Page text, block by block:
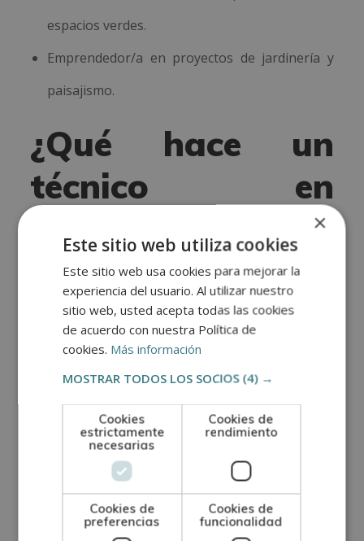
espacios verdes.
Emprendedor/a en proyectos de jardinería y
paisajismo.
¿Qué hace un
técnico en
paisajismo?
Un técnico en paisajismo es el profesional
encargado dediseñar, planificar y supervisar la
creación y mantenimiento de jardines, parques
y zonas verdes. Su labor se basa en combinar
conocimientos de botánica, diseño y medio
ambiente para crear espacios funcionales,
estéticamente agradable y sostenibles. De entre
todas las funciones
que hace un técnico en
, destacan:
Elaborar proyectos de diseño paisajístico.
Seleccionar especies vegetales adecuadas al
×
Este sitio web utiliza cookies
Este sitio web usa cookies para mejorar la
experiencia del usuario. Al utilizar nuestro
sitio web, usted acepta todas las cookies
de acuerdo con nuestra Política de
cookies. Más información
MOSTRAR TODOS LOS SOCIOS (4) →
Cookies
estrictamente
necesarias
Cookies de
rendimiento
Cookies de
preferencias
Cookies de
funcionalidad